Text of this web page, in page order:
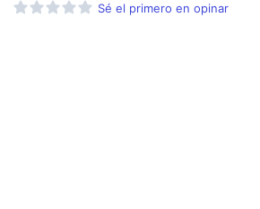
Sé el primero en opinar